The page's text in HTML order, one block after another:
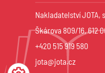
Nakladatelství JOTA,
Škárova 809/16, 612
+420 515 919 580
jota@jota.cz